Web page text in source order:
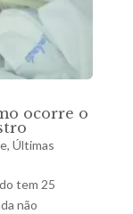
ocorre o
, Últimas
tem 25
não